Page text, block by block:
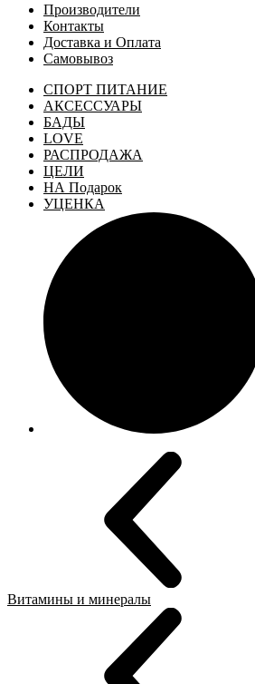
Производители
Контакты
Доставка и Оплата
Самовывоз
СПОРТ ПИТАНИЕ
АКСЕССУАРЫ
БАДЫ
LOVE
РАСПРОДАЖА
ЦЕЛИ
НА Подарок
УЦЕНКА
Витамины и минералы